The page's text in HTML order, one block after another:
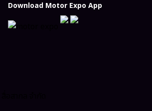
Download Motor Expo App